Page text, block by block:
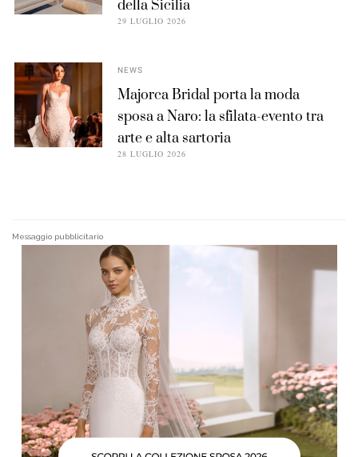
della Sicilia
29 LUGLIO 2026
NEWS
Majorca Bridal porta la moda
sposa a Naro: la sfilata-evento tra
arte e alta sartoria
28 LUGLIO 2026
Messaggio pubblicitario